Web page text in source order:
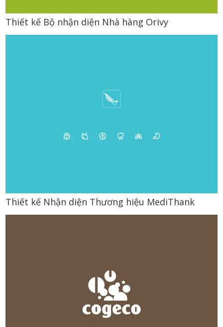
Thiết kế Bộ nhận diện Nhà hàng Orivy
Thiết kế Nhận diện Thương hiệu MediThank